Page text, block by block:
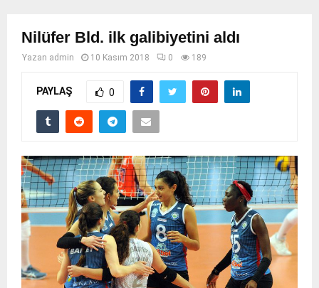
Nilüfer Bld. ilk galibiyetini aldı
Yazan admin 10 Kasım 2018 0 189
PAYLAŞ 0